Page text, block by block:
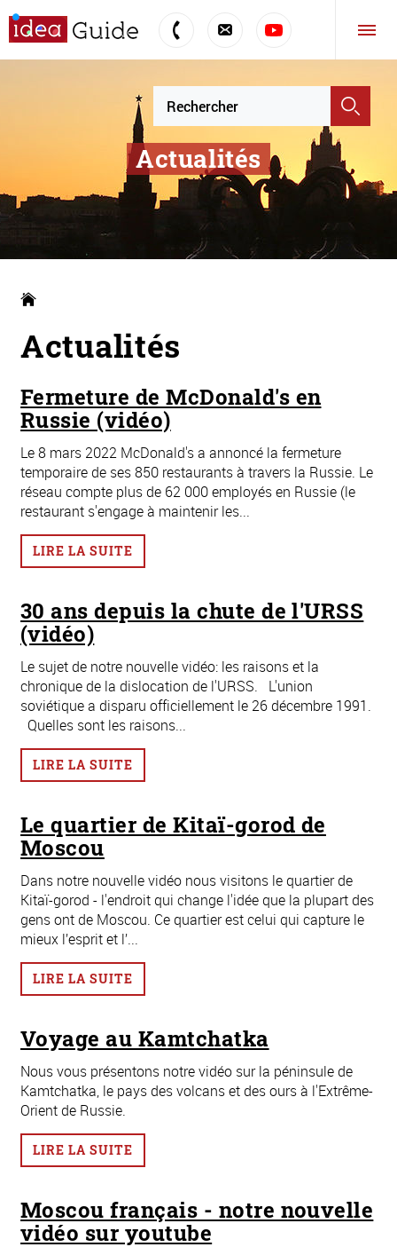
Actualités
Actualités
Fermeture de McDonald's en
Russie (vidéo)
Le 8 mars 2022 McDonald's a annoncé la fermeture
temporaire de ses 850 restaurants à travers la Russie. Le
réseau compte plus de 62 000 employés en Russie (le
restaurant s'engage à maintenir les...
LIRE LA SUITE
30 ans depuis la chute de l'URSS
(vidéo)
Le sujet de notre nouvelle vidéo: les raisons et la
chronique de la dislocation de l'URSS. L'union
soviétique a disparu officiellement le 26 décembre 1991.
Quelles sont les raisons...
LIRE LA SUITE
Le quartier de Kitaï-gorod de
Moscou
Dans notre nouvelle vidéo nous visitons le quartier de
Kitaï-gorod - l'endroit qui change l'idée que la plupart des
gens ont de Moscou. Ce quartier est celui qui capture le
mieux l’esprit et l’...
LIRE LA SUITE
Voyage au Kamtchatka
Nous vous présentons notre vidéo sur la péninsule de
Kamtchatka, le pays des volcans et des ours à l'Extrême-
Orient de Russie.
LIRE LA SUITE
Moscou français - notre nouvelle
vidéo sur youtube